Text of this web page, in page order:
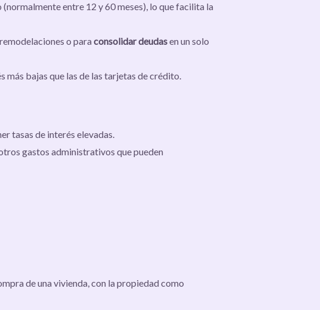
entre 12 y 60 meses), lo que facilita la
o para consolidar deudasen un solo
más bajas que las de las tarjetas de crédito.
tasas de interés elevadas.
gastos administrativos que pueden
de una vivienda, con la propiedad como